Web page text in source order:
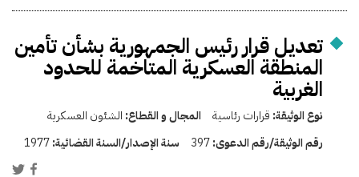
تعديل قرار رئيس الجمهورية بشأن تأمين
المنطقة العسكرية المتاخمة للحدود
الغربية
نوع الوثيقة: قرارات رئاسية المجال و القطاع: الشئون العسكرية
رقم الوثيقة/رقم الدعوى:397 سنة الإصدار/السنة القضائية:1977